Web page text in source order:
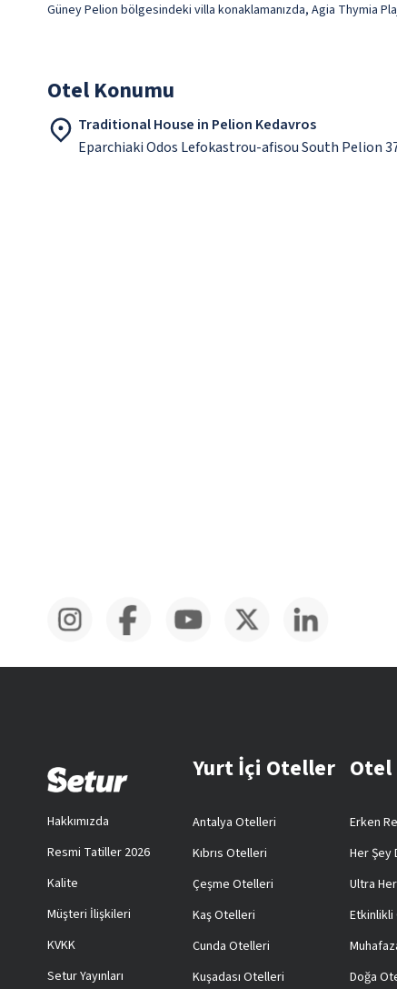
Güney Pelion bölgesindeki villa konaklamanızda, Agia Thymia
Otel Konumu
Traditional House in Pelion Kedavros
Eparchiaki Odos Lefokastrou-afisou South Pelion
Hakkımızda
Resmi Tatiller 2026
Kalite
Müşteri İlişkileri
KVKK
Setur Yayınları
Yurt İçi Oteller
Antalya Otelleri
Kıbrıs Otelleri
Çeşme Otelleri
Kaş Otelleri
Cunda Otelleri
Kuşadası Otelleri
Otel
Erken
Her Şey
Ultra
Doğa